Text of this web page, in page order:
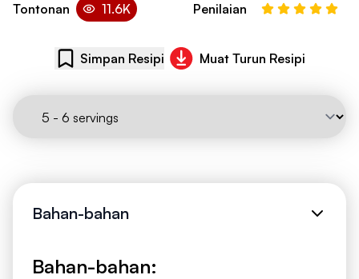
Tontonan 11.6K Penilaian
Simpan Resipi Muat Turun Resipi
Bahan-bahan
Bahan-bahan: